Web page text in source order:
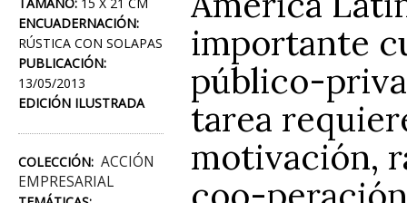
ENCUADERNACIÓN:
RÚSTICA CON SOLAPAS
PUBLICACIÓN:
13/05/2013
EDICIÓN ILUSTRADA
COLECCIÓN: ACCIÓN
EMPRESARIAL
importante
público-
tarea
motivación,